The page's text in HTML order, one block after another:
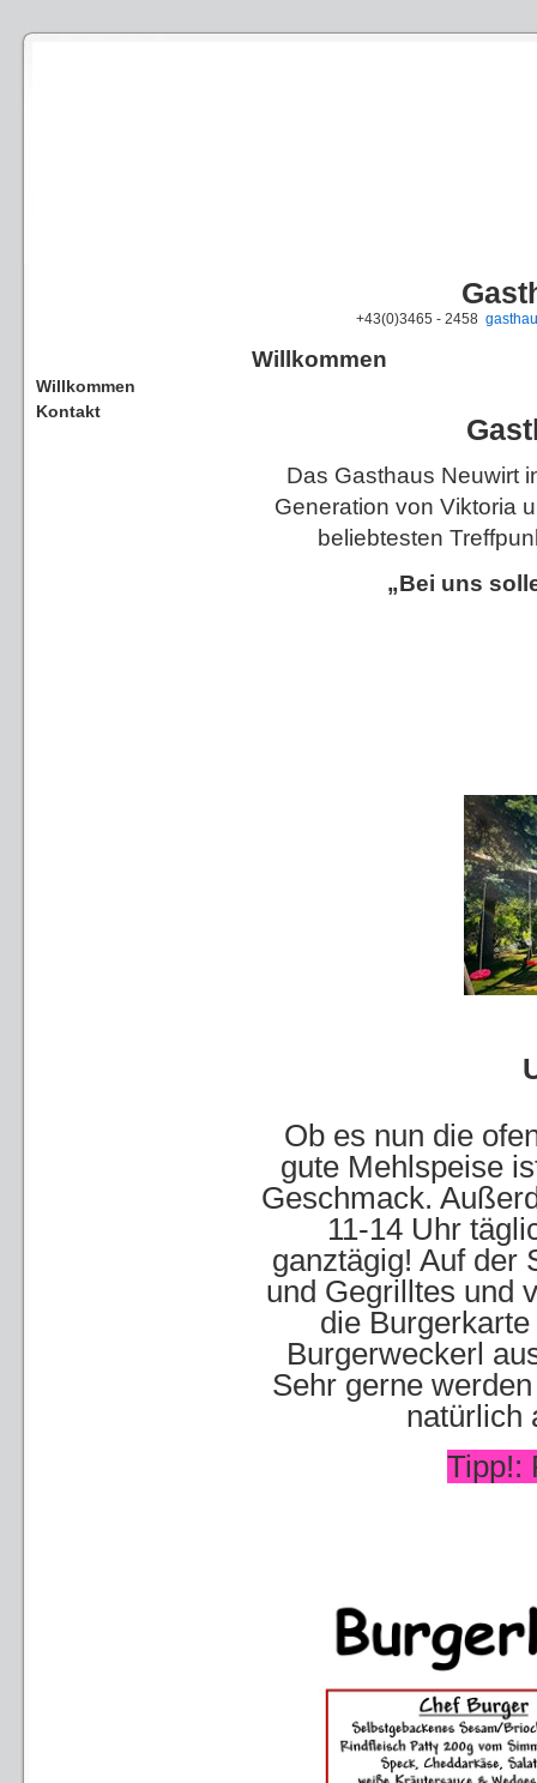
+43(0)3465 - 2458
Willkommen
Kontakt
Willkommen
Das Gasthaus Neuwirt
Generation von Viktoria
beliebtesten
„Bei uns
Ob es nun die
gute Mehlspeise
Geschmack.
11-14 Uhr
ganztägig! Auf der
und Gegrilltes und
die
Burgerweckerl
Sehr gerne
natürlich
Tipp!: